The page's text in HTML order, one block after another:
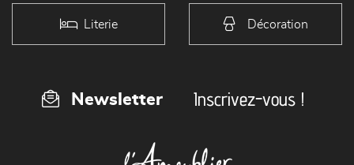
Literie Décoration
Newsletter Inscrivez-vous !